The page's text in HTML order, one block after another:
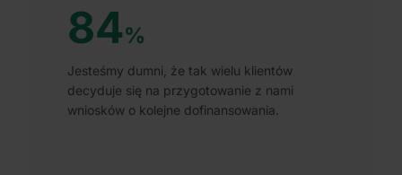
84%
Jesteśmy dumni, że tak wielu klientów
decyduje się na przygotowanie z nami
wniosków o kolejne dofinansowania.